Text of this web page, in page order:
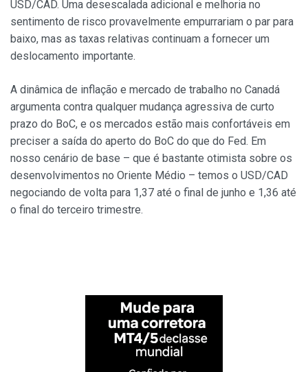
USD/CAD. Uma desescalada adicional e melhoria no
sentimento de risco provavelmente empurrariam o par para
baixo, mas as taxas relativas continuam a fornecer um
deslocamento importante.
A dinâmica de inflação e mercado de trabalho no Canadá
argumenta contra qualquer mudança agressiva de curto
prazo do BoC, e os mercados estão mais confortáveis em
preciser a saída do aperto do BoC do que do Fed. Em
nosso cenário de base – que é bastante otimista sobre os
desenvolvimentos no Oriente Médio – temos o USD/CAD
negociando de volta para 1,37 até o final de junho e 1,36 até
o final do terceiro trimestre.